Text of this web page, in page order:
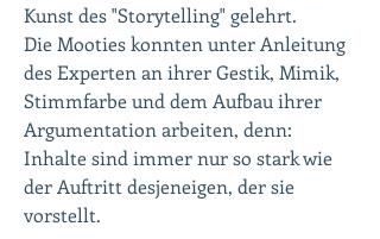
Kunst des "Storytelling" gelehrt.
Die Mooties konnten unter Anleitung
des Experten an ihrer Gestik, Mimik,
Stimmfarbe und dem Aufbau ihrer
Argumentation arbeiten, denn:
Inhalte sind immer nur so stark wie
der Auftritt desjeneigen, der sie
vorstellt.